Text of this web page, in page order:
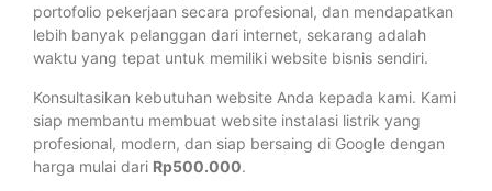
portofolio pekerjaan secara profesional, dan mendapatkan
lebih banyak pelanggan dari internet, sekarang adalah
waktu yang tepat untuk memiliki website bisnis sendiri.
Konsultasikan kebutuhan website Anda kepada kami. Kami
siap membantu membuat website instalasi listrik yang
profesional, modern, dan siap bersaing di Google dengan
harga mulai dari Rp500.000.